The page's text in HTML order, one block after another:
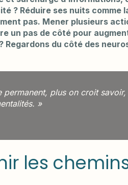
? Réduire ses nuits comme
pas. Mener plusieurs
un pas de côté pour
du côté des
permanent, plus on croit
»
les